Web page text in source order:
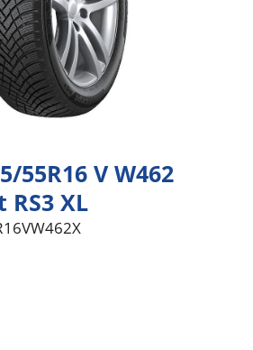
55R16 V W462
XL